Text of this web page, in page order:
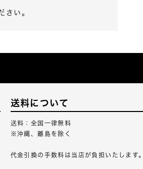
さい。
送料について
送料：全国一律無料
※沖縄、離島を除く
代金引換の手数料は当店が負担いたします。